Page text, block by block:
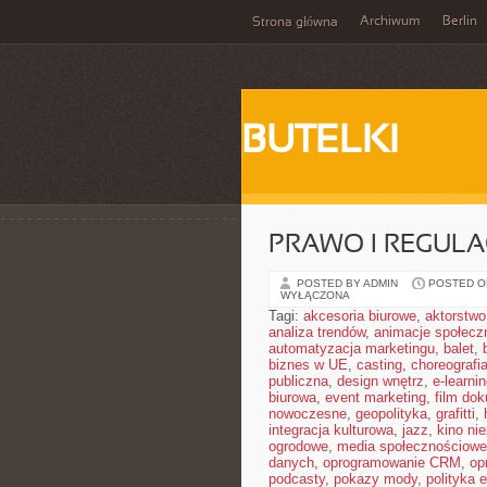
Strona główna Archiwum Berlin
BUTELKI
PRAWO I
POSTED BY ADMIN POSTED
WYŁĄCZONA
Tagi: akcesoria biurowe, aktorstwo
analiza trendów, animacje
automatyzacja marketingu, balet,
biznes w UE, casting, choreografia
publiczna, design wnętrz, e-
biurowa, event marketing, film
nowoczesne, geopolityka, grafitti,
integracja kulturowa, jazz, kino
ogrodowe, media
danych, oprogramowanie CRM ,
podcasty, pokazy mody, polityka